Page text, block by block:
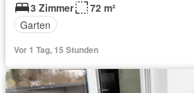
3 Zimmer
72 m²
Garten
Vor 1 Tag, 15 Stunden